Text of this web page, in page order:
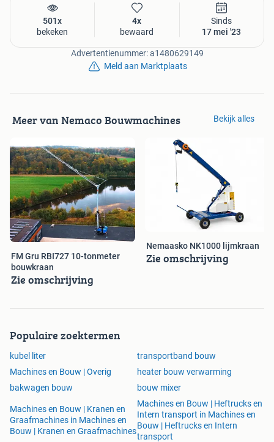
501x
bekeken
4x
bewaard
Sinds
17 mei '23
Advertentienummer: a1480629149
Meld aan Marktplaats
Meer van Nemaco Bouwmachines Bekijk alles
FM Gru RBI727 10-tonmeter
bouwkraan
Zie omschrijving
Nemaasko NK1000 lijmkraan
Zie omschrijving
Populaire zoektermen
kubel liter
transportband bouw
Machines en Bouw | Overig
heater bouw verwarming
bakwagen bouw
bouw mixer
Machines en Bouw | Kranen en
Graafmachines in Machines en
Bouw | Kranen en Graafmachines
Machines en Bouw | Heftrucks en
Intern transport in Machines en
Bouw | Heftrucks en Intern
transport